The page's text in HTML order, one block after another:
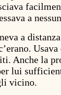
a
a
Anche la
lui
vicino.